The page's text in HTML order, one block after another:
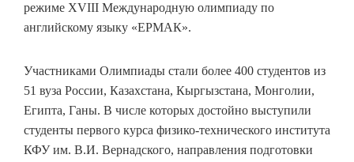
режиме XVIII Международную олимпиаду по
английскому языку «ЕРМАК».
Участниками Олимпиады стали более 400 студентов из
51 вуза России, Казахстана, Кыргызстана, Монголии,
Египта, Ганы. В числе которых достойно выступили
студенты первого курса физико-технического института
КФУ им. В.И. Вернадского, направления подготовки